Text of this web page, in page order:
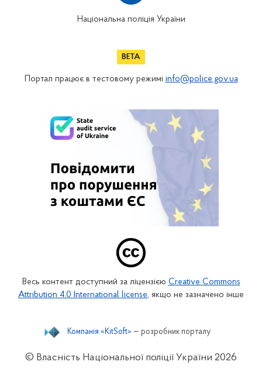
Національна поліція України
Портал працює в тестовому режимі info@police.gov.ua
Весь контент доступний за ліцензією Creative Commons
Attribution 4.0 International license, якщо не зазначено інше
© Власність Національної поліції України 2026
Компанія «KitSoft» — розробник порталу